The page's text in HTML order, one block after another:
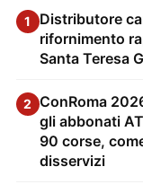
1
Distributore
rifornimento
Santa Teresa
2 ConRoma
gli abbonati
90 corse,
disservizi